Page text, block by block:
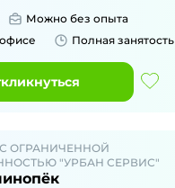
Можно без опыта
Полная занятость
ОГРАНИЧЕННОЙ
"УРБАН СЕРВИС"